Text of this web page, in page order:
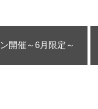
開催～6月限定～